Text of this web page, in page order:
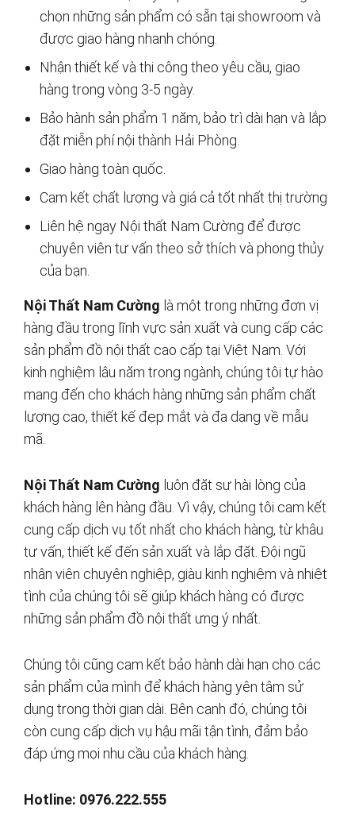
chọn những sản phẩm có sẵn tại showroom và
được giao hàng nhanh chóng.
Nhận thiết kế và thi công theo yêu cầu, giao
hàng trong vòng 3-5 ngày.
Bảo hành sản phẩm 1 năm, bảo trì dài hạn và lắp
đặt miễn phí nội thành Hải Phòng.
Giao hàng toàn quốc.
Cam kết chất lượng và giá cả tốt nhất thị trường
Liên hệ ngay Nội thất Nam Cường để được
chuyên viên tư vấn theo sở thích và phong thủy
của bạn.
Nội Thất Nam Cường là một trong những đơn vị
hàng đầu trong lĩnh vực sản xuất và cung cấp các
sản phẩm đồ nội thất cao cấp tại Việt Nam. Với
kinh nghiệm lâu năm trong ngành, chúng tôi tự hào
mang đến cho khách hàng những sản phẩm chất
lượng cao, thiết kế đẹp mắt và đa dạng về mẫu
mã.
Nội Thất Nam Cường luôn đặt sự hài lòng của
khách hàng lên hàng đầu. Vì vậy, chúng tôi cam kết
cung cấp dịch vụ tốt nhất cho khách hàng, từ khâu
tư vấn, thiết kế đến sản xuất và lắp đặt. Đội ngũ
nhân viên chuyên nghiệp, giàu kinh nghiệm và nhiệt
tình của chúng tôi sẽ giúp khách hàng có được
những sản phẩm đồ nội thất ưng ý nhất.
Chúng tôi cũng cam kết bảo hành dài hạn cho các
sản phẩm của mình để khách hàng yên tâm sử
dụng trong thời gian dài. Bên cạnh đó, chúng tôi
còn cung cấp dịch vụ hậu mãi tận tình, đảm bảo
đáp ứng mọi nhu cầu của khách hàng.
Hotline: 0976.222.555